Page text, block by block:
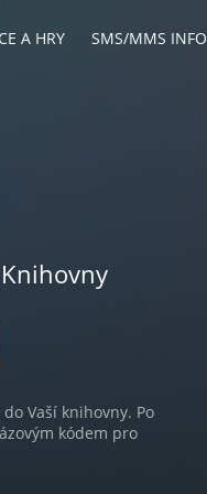
A HRY SMS/MMS INFO
Vaší knihovny. Po
kódem pro